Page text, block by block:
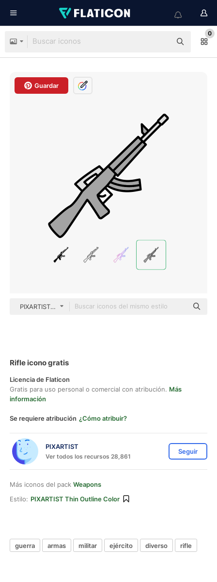
0
Guardar
PIXARTIST Thin Outline Color
Rifle icono gratis
Licencia de Flaticon
Gratis para uso personal o comercial con atribución. Más
información
Se requiere atribución ¿Cómo atribuir?
PIXARTIST
Ver todos los recursos 28,861
Seguir
Más iconos del pack Weapons
Estilo: PIXARTIST Thin Outline Color
guerra armas militar ejército diverso rifle